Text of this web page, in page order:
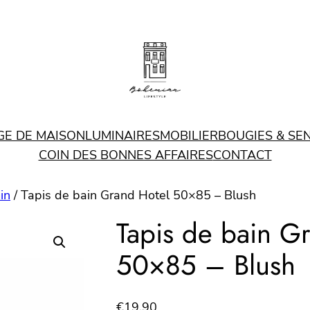
DE MAISONLUMINAIRESMOBILIERBOUGIES &
COIN DES BONNES AFFAIRESCONTACT
/ Tapis de bain Grand Hotel 50×85 – Blush
Tapis de bain
50×85 – Blush